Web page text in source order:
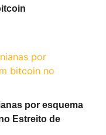
por esquema
Estreito de